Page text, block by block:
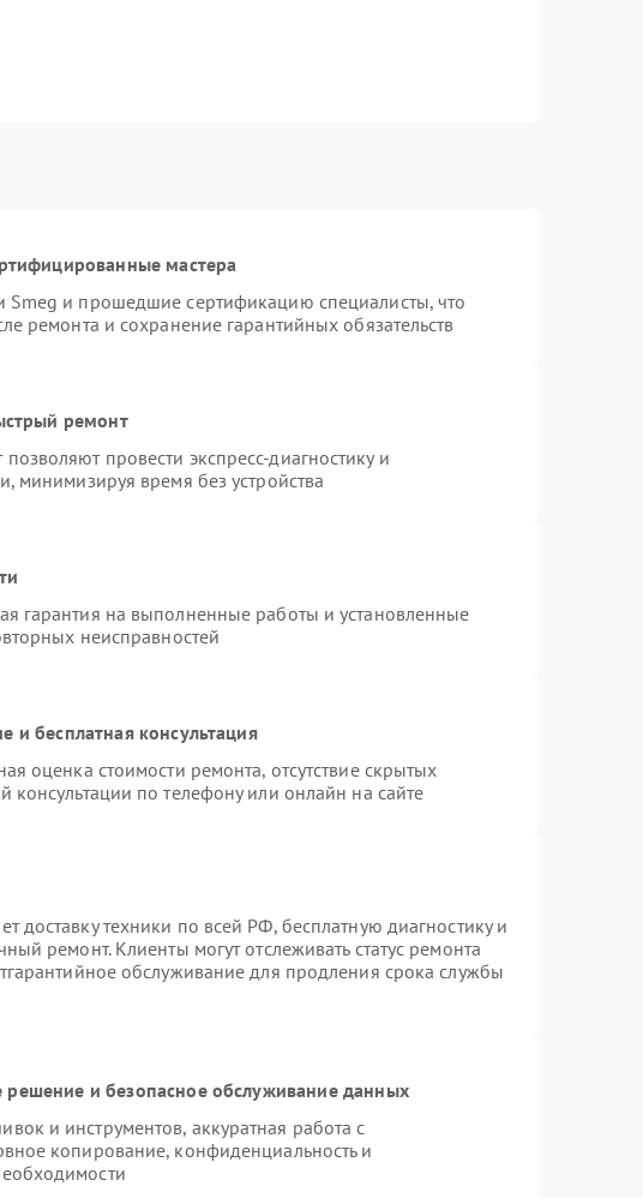
мастера
Smeg и прошедшие сертификацию специалисты, что
ремонта и сохранение гарантийных обязательств
ремонт
провести экспресс-диагностику и
минимизируя время без устройства
гарантия на выполненные работы и установленные
неисправностей
и бесплатная консультация
оценка стоимости ремонта, отсутствие скрытых
консультации по телефону или онлайн на сайте
доставку техники по всей РФ, бесплатную диагностику и
ремонт. Клиенты могут отслеживать статус ремонта
обслуживание для продления срока службы
и безопасное обслуживание данных
и инструментов, аккуратная работа с
копирование, конфиденциальность и